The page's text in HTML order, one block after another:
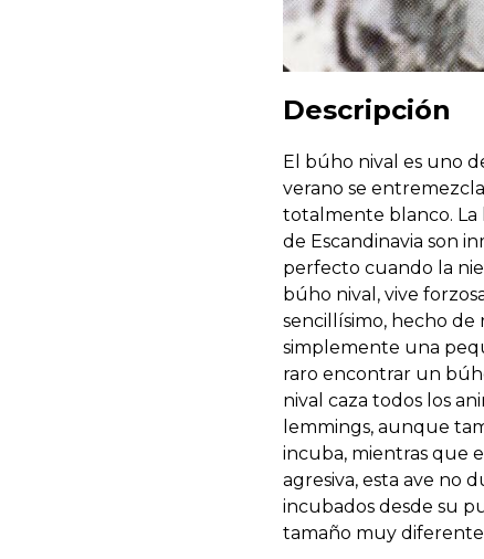
Descripción
El búho nival es uno
verano se
totalmente blanco. La
de Escandinavia son
perfecto cuando la
búho nival, vive
sencillísimo, hecho
simplemente una
raro encontrar un
nival caza todos los
lemmings, aunque
incuba, mientras que
agresiva, esta ave no
incubados desde su
tamaño muy diferente